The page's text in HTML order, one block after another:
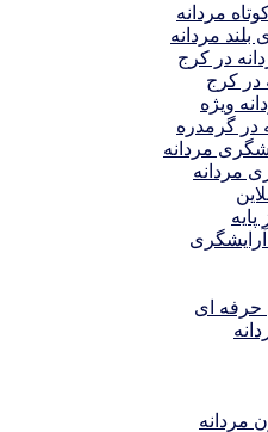
مردانه
مردانه
در کرج
در کرج
ویژه
در گرمدره
مردانه
مردانه
حرفه ای
مردانه